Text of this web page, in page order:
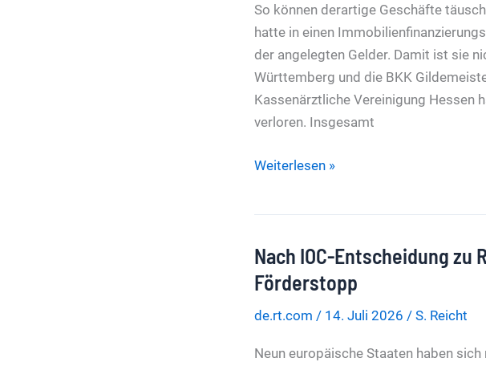
So können derartige Geschäfte
hatte in einen
der angelegten Gelder. Damit ist sie
Württemberg und die BKK
Kassenärztliche Vereinigung Hessen
verloren. Insgesamt
Krankenkasse
Millionen
Beitragsgelder
Immobilien
Weiterlesen »
Nach IOC-Entscheidung zu
Förderstopp
de.rt.com / 14. Juli 2026 / S. Reicht
Neun europäische Staaten haben